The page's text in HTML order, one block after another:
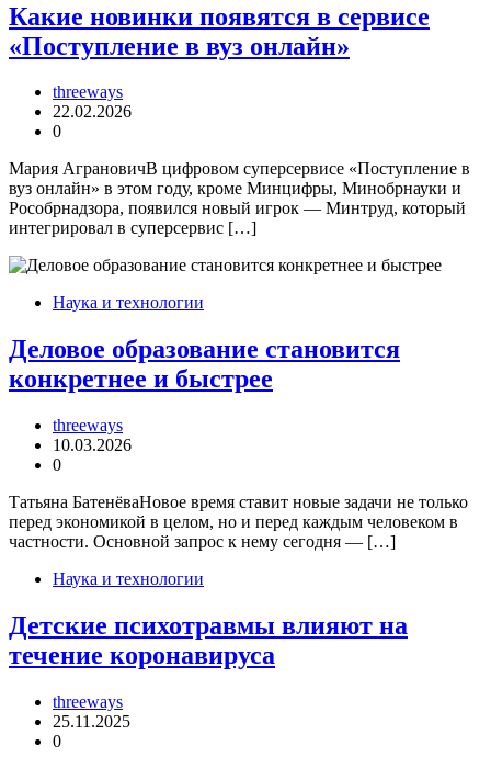
Какие новинки появятся в сервисе
«Поступление в вуз онлайн»
threeways
22.02.2026
0
Мария АграновичВ цифровом суперсервисе «Поступление в
вуз онлайн» в этом году, кроме Минцифры, Минобрнауки и
Рособрнадзора, появился новый игрок — Минтруд, который
интегрировал в суперсервис […]
Наука и технологии
Деловое образование становится
конкретнее и быстрее
threeways
10.03.2026
0
Татьяна БатенёваНовое время ставит новые задачи не только
перед экономикой в целом, но и перед каждым человеком в
частности. Основной запрос к нему сегодня — […]
Наука и технологии
Детские психотравмы влияют на
течение коронавируса
threeways
25.11.2025
0